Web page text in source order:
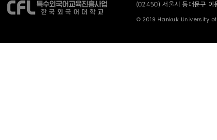
(02450) 서울시 동대문구
© 2019 Hankuk University